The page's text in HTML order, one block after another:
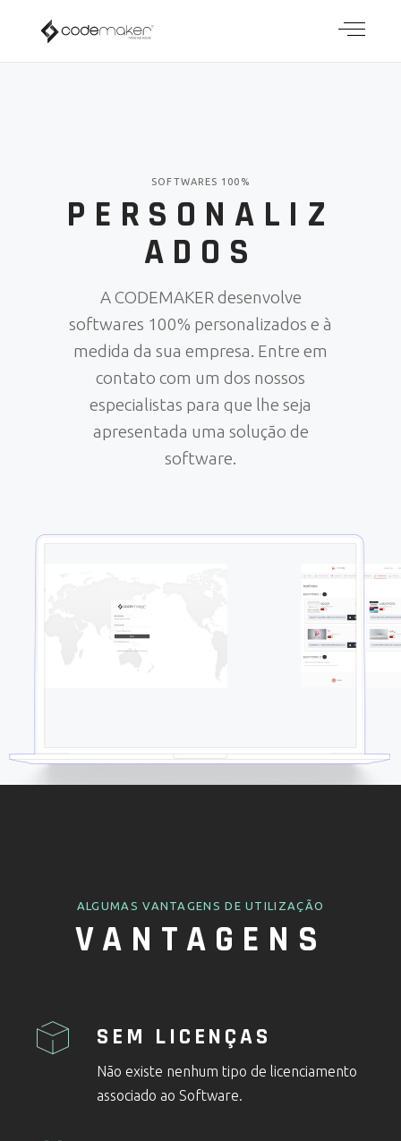
SOFTWARES 100%
PERSONALIZ
ADOS
A CODEMAKER desenvolve
softwares 100% personalizados e à
medida da sua empresa. Entre em
contato com um dos nossos
especialistas para que lhe seja
apresentada uma solução de
software.
ALGUMAS VANTAGENS DE UTILIZAÇÃO
VANTAGENS
SEM LICENÇAS
Não existe nenhum tipo de licenciamento
associado ao Software.